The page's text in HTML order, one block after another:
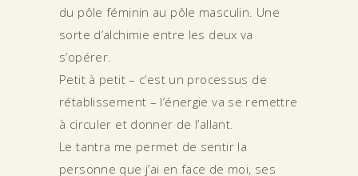
du pôle féminin au pôle masculin. Une
sorte d’alchimie entre les deux va
s’opérer.
Petit à petit – c’est un processus de
rétablissement – l’énergie va se remettre
à circuler et donner de l’allant.
Le tantra me permet de sentir la
personne que j’ai en face de moi, ses